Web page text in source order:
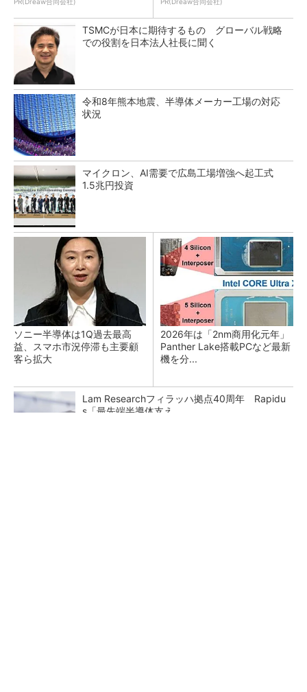
TSMCが日本に期待するもの グローバル戦略
での役割を日本法人社長に聞く
令和8年熊本地震、半導体メーカー工場の対応
状況
マイクロン、AI需要で広島工場増強へ起工式
1.5兆円投資
ソニー半導体は1Q過去最高
益、スマホ市況停滞も主要顧
客ら拡大
2026年は「2nm商用化元年」
Panther Lake搭載PCなど最新
機を分...
Lam Researchフィラッハ拠点40周年 Rapidu
s「最先端半導体支え...